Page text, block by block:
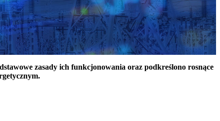
zasady ich funkcjonowania oraz podkreślono rosnące